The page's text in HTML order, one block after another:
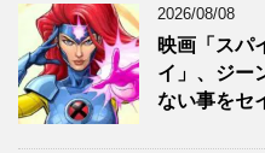
2026/08/08
映画「スパ
イ」、ジー
ない事をセ